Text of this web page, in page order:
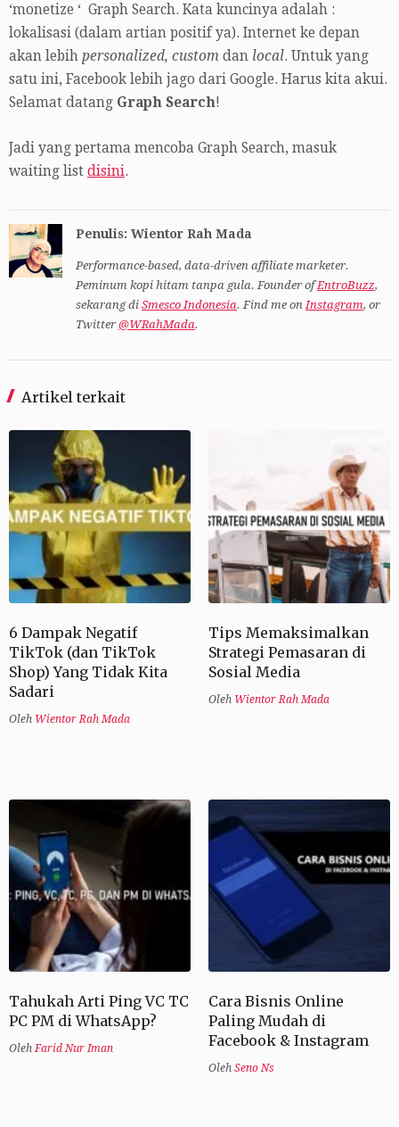
‘monetize ‘ Graph Search. Kata kuncinya adalah :
lokalisasi (dalam artian positif ya). Internet ke depan
akan lebih personalized, custom dan local. Untuk yang
satu ini, Facebook lebih jago dari Google. Harus kita akui.
Selamat datang Graph Search!
Jadi yang pertama mencoba Graph Search, masuk
waiting list disini.
Penulis: Wientor Rah Mada
Performance-based, data-driven affiliate marketer.
Peminum kopi hitam tanpa gula. Founder ofEntroBuzz,
sekarang di Smesco Indonesia. Find me on Instagram, or
Twitter @WRahMada.
Artikel terkait
6 Dampak Negatif
TikTok (dan TikTok
Shop) Yang Tidak Kita
Sadari
Oleh Wientor Rah Mada
Tips Memaksimalkan
Strategi Pemasaran di
Sosial Media
Oleh Wientor Rah Mada
Tahukah Arti Ping VC TC
PC PM di WhatsApp?
OlehFarid Nur Iman
Cara Bisnis Online
Paling Mudah di
Facebook & Instagram
Oleh Seno Ns